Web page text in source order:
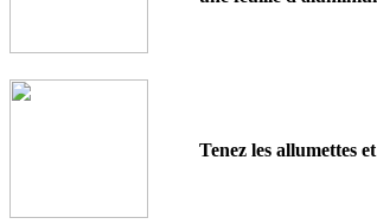
Tenez les allumettes